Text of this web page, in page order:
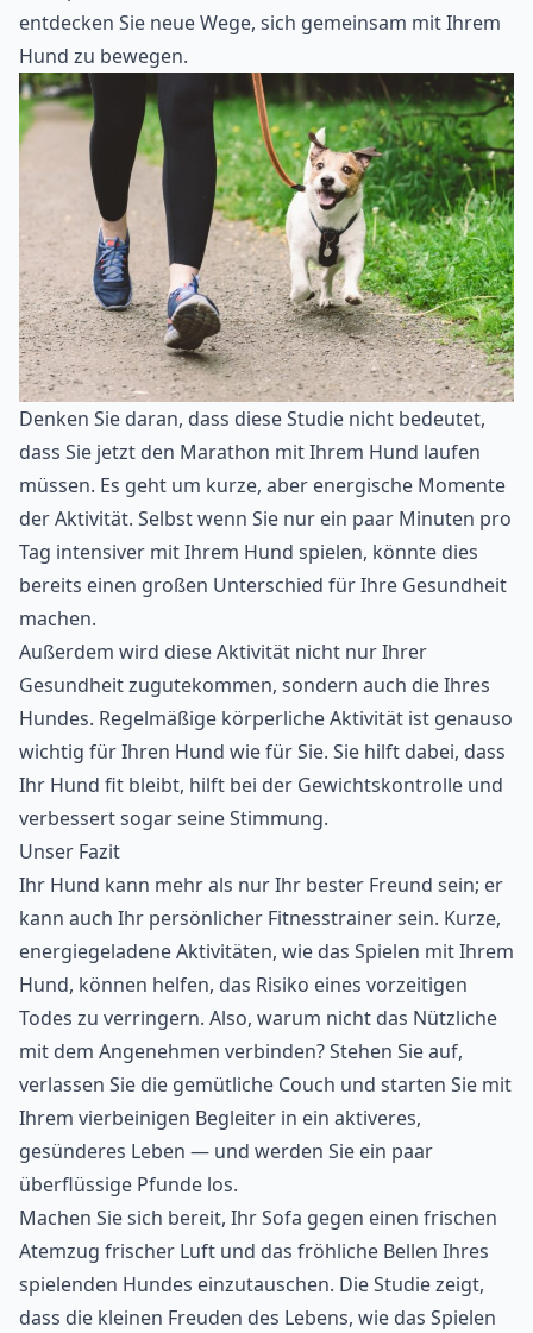
entdecken Sie neue Wege, sich gemeinsam mit Ihrem
Hund zu bewegen.
Denken Sie daran, dass diese Studie nicht bedeutet,
dass Sie jetzt den Marathon mit Ihrem Hund laufen
müssen. Es geht um kurze, aber energische Momente
der Aktivität. Selbst wenn Sie nur ein paar Minuten pro
Tag intensiver mit Ihrem Hund spielen, könnte dies
bereits einen großen Unterschied für Ihre Gesundheit
machen.
Außerdem wird diese Aktivität nicht nur Ihrer
Gesundheit zugutekommen, sondern auch die Ihres
Hundes. Regelmäßige körperliche Aktivität ist genauso
wichtig für Ihren Hund wie für Sie. Sie hilft dabei, dass
Ihr Hund fit bleibt, hilft bei der Gewichtskontrolle und
verbessert sogar seine Stimmung.
Unser Fazit
Ihr Hund kann mehr als nur Ihr bester Freund sein; er
kann auch Ihr persönlicher Fitnesstrainer sein. Kurze,
energiegeladene Aktivitäten, wie das Spielen mit Ihrem
Hund, können helfen, das Risiko eines vorzeitigen
Todes zu verringern. Also, warum nicht das Nützliche
mit dem Angenehmen verbinden? Stehen Sie auf,
verlassen Sie die gemütliche Couch und starten Sie mit
Ihrem vierbeinigen Begleiter in ein aktiveres,
gesünderes Leben — und werden Sie ein paar
überflüssige Pfunde los.
Machen Sie sich bereit, Ihr Sofa gegen einen frischen
Atemzug frischer Luft und das fröhliche Bellen Ihres
spielenden Hundes einzutauschen. Die Studie zeigt,
dass die kleinen Freuden des Lebens, wie das Spielen